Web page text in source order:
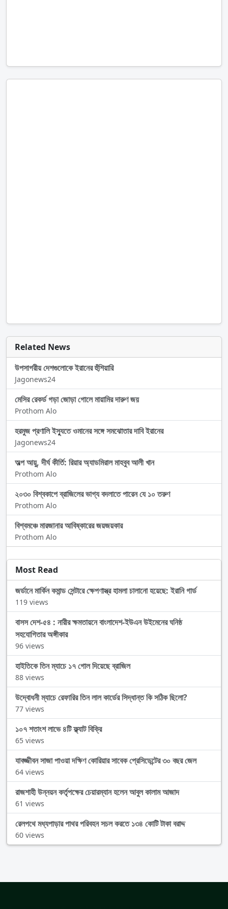
Related News
উপসাগরীয় দেশগুলোকে ইরানের হুঁশিয়ারি
Jagonews24
মেসির রেকর্ড গড়া জোড়া গোলে মায়ামির দারুণ জয়
Prothom Alo
হরমুজ প্রণালি ইস্যুতে ওমানের সঙ্গে সমঝোতার দাবি ইরানের
Jagonews24
অল্প আয়ু, দীর্ঘ কীর্তি: রিয়ার অ্যাডমিরাল মাহবুব আলী খান
Prothom Alo
২০৩০ বিশ্বকাপে ব্রাজিলের ভাগ্য বদলাতে পারেন যে ১০ তরুণ
Prothom Alo
বিশ্বমঞ্চে মারজানার আবিষ্কারের জয়জয়কার
Prothom Alo
Most Read
জর্ডানে মার্কিন কমান্ড সেন্টারে ক্ষেপণাস্ত্র হামলা চালানো হয়েছে: ইরানি গার্ড
119 views
বাসস দেশ-৫৪ : নারীর ক্ষমতায়নে বাংলাদেশ-ইউএন উইমেনের ঘনিষ্ঠ
সহযোগিতার অঙ্গীকার
96 views
হাইতিকে তিন ম্যাচে ১৭ গোল দিয়েছে ব্রাজিল
88 views
উদ্বোধনী ম্যাচে রেফারির তিন লাল কার্ডের সিদ্ধান্ত কি সঠিক ছিলো?
77 views
১০৭ শতাংশ লাভে ৪টি ফ্ল্যাট বিক্রি
65 views
যাবজ্জীবন সাজা পাওয়া দক্ষিণ কোরিয়ার সাবেক প্রেসিডেন্টের ৩০ বছর জেল
64 views
রাজশাহী উন্নয়ন কর্তৃপক্ষের চেয়ারম্যান হলেন আবুল কালাম আজাদ
61 views
রেলপথে মধ্যপাড়ার পাথর পরিবহন সচল করতে ১৩৪ কোটি টাকা বরাদ্দ
60 views